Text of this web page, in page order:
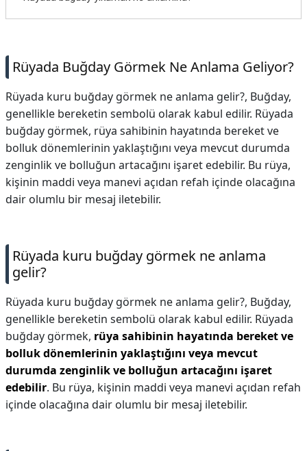
Rüyada Buğday Görmek Ne Anlama Geliyor?
Rüyada kuru buğday görmek ne anlama gelir?, Buğday,
genellikle bereketin sembolü olarak kabul edilir. Rüyada
buğday görmek, rüya sahibinin hayatında bereket ve
bolluk dönemlerinin yaklaştığını veya mevcut durumda
zenginlik ve bolluğun artacağını işaret edebilir. Bu rüya,
kişinin maddi veya manevi açıdan refah içinde olacağına
dair olumlu bir mesaj iletebilir.
Rüyada kuru buğday görmek ne anlama
gelir?
Rüyada kuru buğday görmek ne anlama gelir?, Buğday,
genellikle bereketin sembolü olarak kabul edilir. Rüyada
buğday görmek, rüya sahibinin hayatında bereket ve
bolluk dönemlerinin yaklaştığını veya mevcut
durumda zenginlik ve bolluğun artacağını işaret
edebilir. Bu rüya, kişinin maddi veya manevi açıdan refah
içinde olacağına dair olumlu bir mesaj iletebilir.